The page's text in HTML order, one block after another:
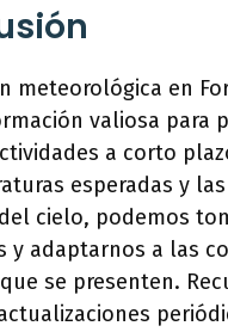
meteorológica en
valiosa para
a corto
esperadas y
cielo, podemos
y adaptarnos a las
se presenten.